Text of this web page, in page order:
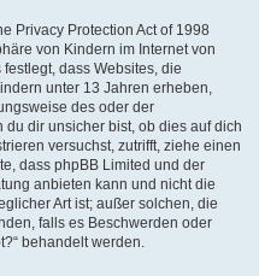
Privacy Protection Act of 1998
von Kindern im Internet von
dass Websites, die
unter 13 Jahren erheben,
des oder der
dir unsicher bist, ob dies auf dich
versuchst, zutrifft, ziehe einen
dass phpBB Limited und der
anbieten kann und nicht die
Art ist; außer solchen, die
falls es Beschwerden oder
behandelt werden.